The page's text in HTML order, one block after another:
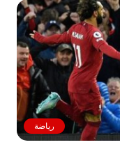
رياضة